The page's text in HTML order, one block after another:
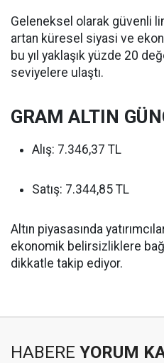
Geleneksel olarak güvenli
artan küresel siyasi ve
bu yıl yaklaşık yüzde 20
seviyelere ulaştı.
GRAM ALTIN
Alış: 7.346,37 TL
Satış: 7.344,85 TL
Altın piyasasında
ekonomik belirsizliklere
dikkatle takip ediyor.
HABERE YORUM